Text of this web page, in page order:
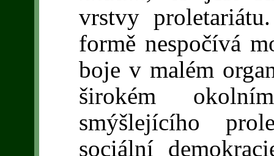
vrstvy
formě nespočívá
boje v malém
širokém
smýšlejícího
sociální